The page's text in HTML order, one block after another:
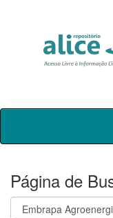
Skip
Página de